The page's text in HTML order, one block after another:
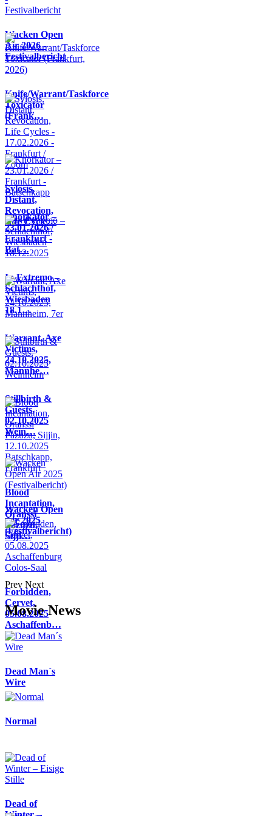
Wacken Open
Air 2026 -
Festivalbericht
Knife/Warrant/Taskforce
Toxicator
(Frank…
Sylosis,
Distant,
Revocation,
Life Cycle…
Knorkator –
23.01.2026 /
Frankfurt -
Bat…
In Extremo –
Schlachthof,
Wiesbaden
18.1…
Warrant, Axe
Victims,
24.10.2025,
Mannhe…
Stillbirth &
Guests,
02.10.2025
Wein…
Blood
Incantation,
Oranssi
Pazuzu,
Sijji…
Wacken Open
Air 2025
(Festivalbericht)
Forbidden,
Cervet,
05.08.2025
Aschaffenb…
Prev Next
Movie News
Dead Man´s
Wire
Normal
Dead of